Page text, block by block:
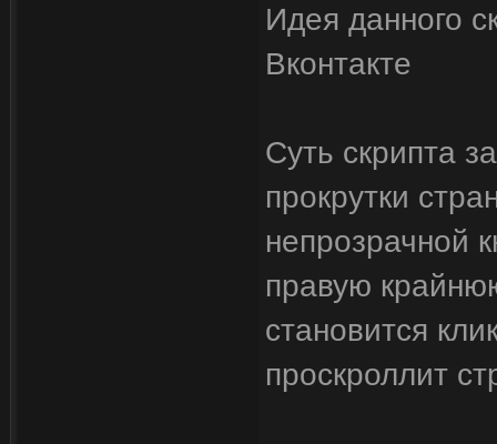
Идея данного
Вконтакте
Суть скрипта
прокрутки
непрозрачной
правую
становится
проскроллит